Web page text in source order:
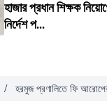
হাজার প্রধান শিক্ষক
নির্দেশ প...
/ হরমুজ প্রণালিতে ফি